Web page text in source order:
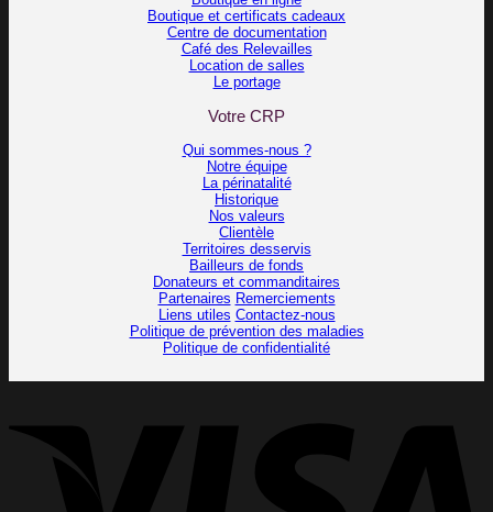
Boutique et certificats cadeaux
Centre de documentation
Café des Relevailles
Location de salles
Le portage
Votre CRP
Qui sommes-nous ?
Notre équipe
La périnatalité
Historique
Nos valeurs
Clientèle
Territoires desservis
Bailleurs de fonds
Donateurs et commanditaires
Partenaires Remerciements
Liens utiles Contactez-nous
Politique de prévention des maladies
Politique de confidentialité